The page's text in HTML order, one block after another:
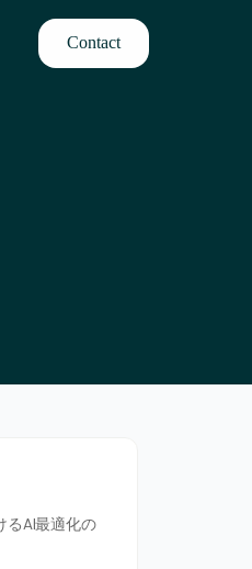
Contact
るAI最適化の